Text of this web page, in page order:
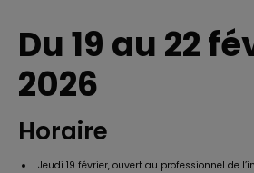
Du 19 au 22
2026
Horaire
Jeudi 19 février, ouvert au professionnel de